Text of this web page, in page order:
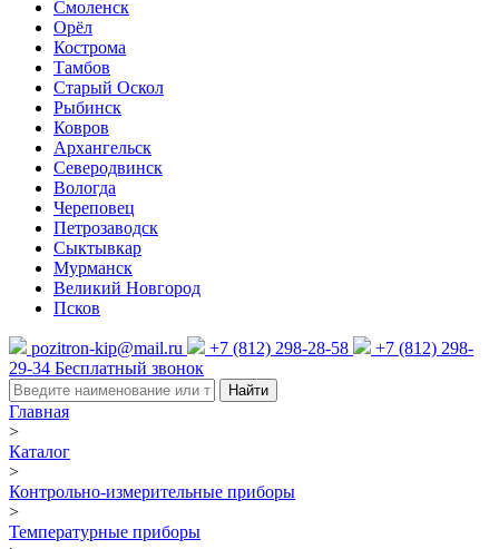
Смоленск
Орёл
Кострома
Тамбов
Старый Оскол
Рыбинск
Ковров
Архангельск
Северодвинск
Вологда
Череповец
Петрозаводск
Сыктывкар
Мурманск
Великий Новгород
Псков
pozitron-kip@mail.ru +7 (812) 298-28-58
+7 (812) 298-
29-34 Бесплатный звонок
Найти
Главная
>
Каталог
>
Контрольно-измерительные приборы
>
Температурные приборы